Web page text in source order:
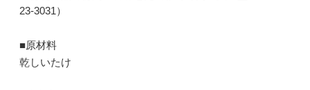
23-3031）
■原材料
乾しいたけ